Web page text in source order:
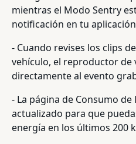
mientras el Modo Sentry
notificación en tu
- Cuando revises los clips
vehículo, el reproductor de
directamente al evento
- La página de Consumo de
actualizado para que
energía en los últimos 200